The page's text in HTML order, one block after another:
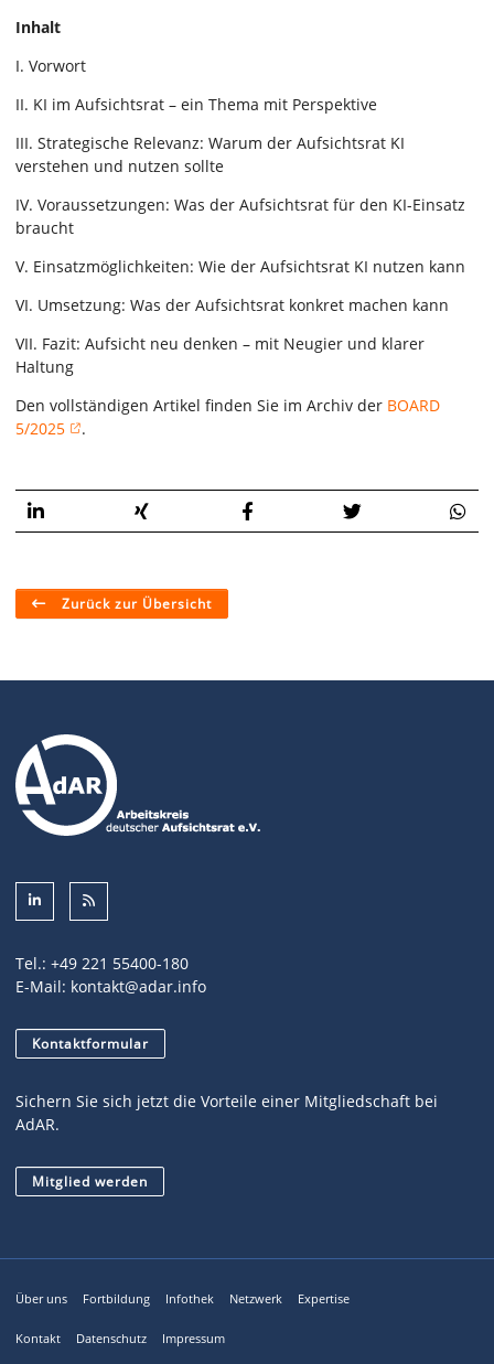
Inhalt
I. Vorwort
II. KI im Aufsichtsrat – ein Thema mit Perspektive
III. Strategische Relevanz: Warum der Aufsichtsrat KI
verstehen und nutzen sollte
IV. Voraussetzungen: Was der Aufsichtsrat für den KI-Einsatz
braucht
V. Einsatzmöglichkeiten: Wie der Aufsichtsrat KI nutzen kann
VI. Umsetzung: Was der Aufsichtsrat konkret machen kann
VII. Fazit: Aufsicht neu denken – mit Neugier und klarer
Haltung
Den vollständigen Artikel finden Sie im Archiv der BOARD
5/2025
.
Zurück zur Übersicht
Tel.: +49 221 55400-180
E-Mail: kontakt@adar.info
Kontaktformular
Sichern Sie sich jetzt die Vorteile einer Mitgliedschaft bei
AdAR.
Mitglied werden
Über uns Fortbildung Infothek Netzwerk Expertise
Kontakt Datenschutz Impressum